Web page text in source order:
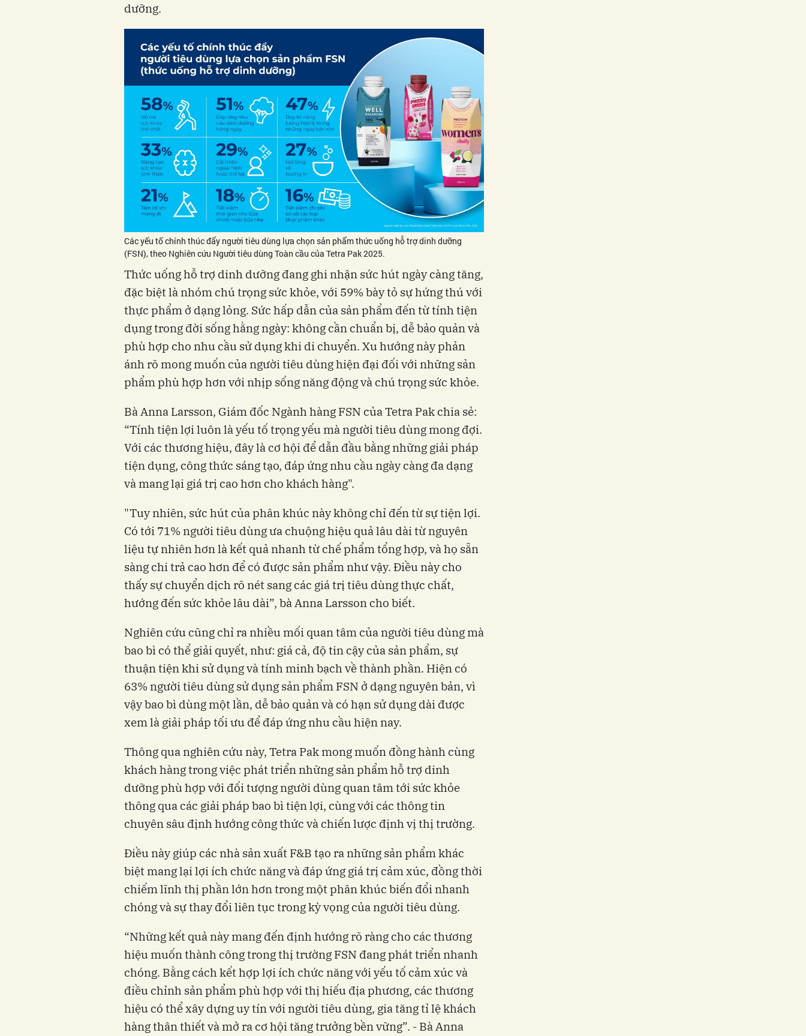
dưỡng.
Các yếu tố chính thúc đẩy người tiêu dùng lựa chọn sản phẩm thức uống hỗ trợ dinh dưỡng
(FSN), theo Nghiên cứu Người tiêu dùng Toàn cầu của Tetra Pak 2025.
Thức uống hỗ trợ dinh dưỡng đang ghi nhận sức hút ngày càng tăng,
đặc biệt là nhóm chú trọng sức khỏe, với 59% bày tỏ sự hứng thú với
thực phẩm ở dạng lỏng. Sức hấp dẫn của sản phẩm đến từ tính tiện
dụng trong đời sống hằng ngày: không cần chuẩn bị, dễ bảo quản và
phù hợp cho nhu cầu sử dụng khi di chuyển. Xu hướng này phản
ánh rõ mong muốn của người tiêu dùng hiện đại đối với những sản
phẩm phù hợp hơn với nhịp sống năng động và chú trọng sức khỏe.
Bà Anna Larsson, Giám đốc Ngành hàng FSN của Tetra Pak chia sẻ:
“Tính tiện lợi luôn là yếu tố trọng yếu mà người tiêu dùng mong đợi.
Với các thương hiệu, đây là cơ hội để dẫn đầu bằng những giải pháp
tiện dụng, công thức sáng tạo, đáp ứng nhu cầu ngày càng đa dạng
và mang lại giá trị cao hơn cho khách hàng".
"Tuy nhiên, sức hút của phân khúc này không chỉ đến từ sự tiện lợi.
Có tới 71% người tiêu dùng ưa chuộng hiệu quả lâu dài từ nguyên
liệu tự nhiên hơn là kết quả nhanh từ chế phẩm tổng hợp, và họ sẵn
sàng chi trả cao hơn để có được sản phẩm như vậy. Điều này cho
thấy sự chuyển dịch rõ nét sang các giá trị tiêu dùng thực chất,
hướng đến sức khỏe lâu dài”, bà Anna Larsson cho biết.
Nghiên cứu cũng chỉ ra nhiều mối quan tâm của người tiêu dùng mà
bao bì có thể giải quyết, như: giá cả, độ tin cậy của sản phẩm, sự
thuận tiện khi sử dụng và tính minh bạch về thành phần. Hiện có
63% người tiêu dùng sử dụng sản phẩm FSN ở dạng nguyên bản, vì
vậy bao bì dùng một lần, dễ bảo quản và có hạn sử dụng dài được
xem là giải pháp tối ưu để đáp ứng nhu cầu hiện nay.
Thông qua nghiên cứu này, Tetra Pak mong muốn đồng hành cùng
khách hàng trong việc phát triển những sản phẩm hỗ trợ dinh
dưỡng phù hợp với đối tượng người dùng quan tâm tới sức khỏe
thông qua các giải pháp bao bì tiện lợi, cùng với các thông tin
chuyên sâu định hướng công thức và chiến lược định vị thị trường.
Điều này giúp các nhà sản xuất F&B tạo ra những sản phẩm khác
biệt mang lại lợi ích chức năng và đáp ứng giá trị cảm xúc, đồng thời
chiếm lĩnh thị phần lớn hơn trong một phân khúc biến đổi nhanh
chóng và sự thay đổi liên tục trong kỳ vọng của người tiêu dùng.
“Những kết quả này mang đến định hướng rõ ràng cho các thương
hiệu muốn thành công trong thị trường FSN đang phát triển nhanh
chóng. Bằng cách kết hợp lợi ích chức năng với yếu tố cảm xúc và
điều chỉnh sản phẩm phù hợp với thị hiếu địa phương, các thương
hiệu có thể xây dựng uy tín với người tiêu dùng, gia tăng tỉ lệ khách
hàng thân thiết và mở ra cơ hội tăng trưởng bền vững”. - Bà Anna